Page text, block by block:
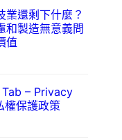
業還剩下什麼？
和製造無意義問
值
– Privacy
保護政策